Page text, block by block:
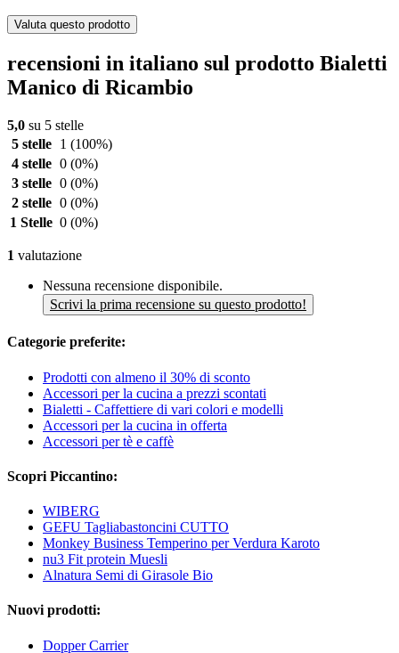
Valuta questo prodotto
recensioni in italiano sul prodotto Bialetti
Manico di Ricambio
5,0 su 5 stelle
5 stelle
1 (100%)
4 stelle 0 (0%)
3 stelle 0 (0%)
2 stelle 0 (0%)
1 Stelle 0 (0%)
1 valutazione
Nessuna recensione disponibile.
Scrivi la prima recensione su questo prodotto!
Categorie preferite:
Prodotti con almeno il 30% di sconto
Accessori per la cucina a prezzi scontati
Bialetti - Caffettiere di vari colori e modelli
Accessori per la cucina in offerta
Accessori per tè e caffè
Scopri Piccantino:
WIBERG
GEFU Tagliabastoncini CUTTO
Monkey Business Temperino per Verdura Karoto
nu3 Fit protein Muesli
Alnatura Semi di Girasole Bio
Nuovi prodotti:
Dopper Carrier